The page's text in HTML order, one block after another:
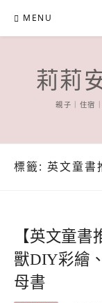
content
MENU
莉莉
親子｜住宿
標籤: 英文童書
【英文童
獸DIY彩繪
母書